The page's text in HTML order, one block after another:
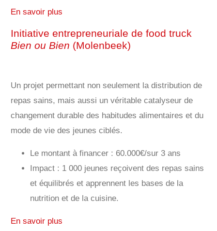
En savoir plus
Initiative entrepreneuriale de food truck
Bien ou Bien (Molenbeek)
Un projet permettant non seulement la distribution de
repas sains, mais aussi un véritable catalyseur de
changement durable des habitudes alimentaires et du
mode de vie des jeunes ciblés.
Le montant à financer : 60.000€/sur 3 ans
Impact : 1 000 jeunes reçoivent des repas sains
et équilibrés et apprennent les bases de la
nutrition et de la cuisine.
En savoir plus